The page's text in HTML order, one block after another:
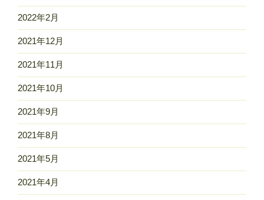
2022年2月
2021年12月
2021年11月
2021年10月
2021年9月
2021年8月
2021年5月
2021年4月